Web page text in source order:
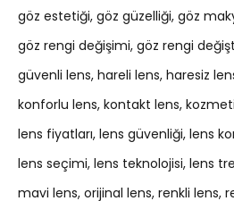
göz estetiği göz güzelliği göz
göz rengi değişimi göz rengi
güvenli lens hareli lens haresiz
konforlu lens kontakt lens
lens fiyatları lens güvenliği lens
lens seçimi lens teknolojisi lens
mavi lens orijinal lens renkli lens